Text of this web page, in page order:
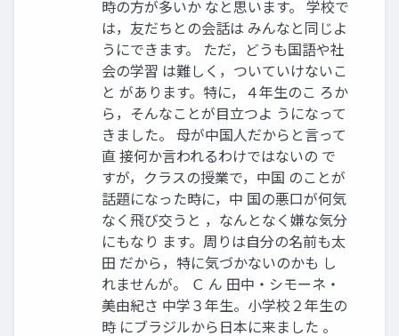
時の方が多いか なと思います。 学校で
は，友だちとの会話は みんなと同じよ
うにできます。 ただ，どうも国語や社
会の学習 は難しく，ついていけないこ
と があります。特に，４年生のこ ろか
ら，そんなことが目立つよ うになって
きました。 母が中国人だからと言って
直 接何か言われるわけではないの で
すが，クラスの授業で，中国 のことが
話題になった時に，中 国の悪口が何気
なく飛び交うと ，なんとなく嫌な気分
にもなり ます。周りは自分の名前も太
田 だから，特に気づかないのかも し
れませんが。 Ｃ ん 田中・シモーネ・
美由紀さ 中学３年生。小学校２年生の
時 にブラジルから日本に来ました 。